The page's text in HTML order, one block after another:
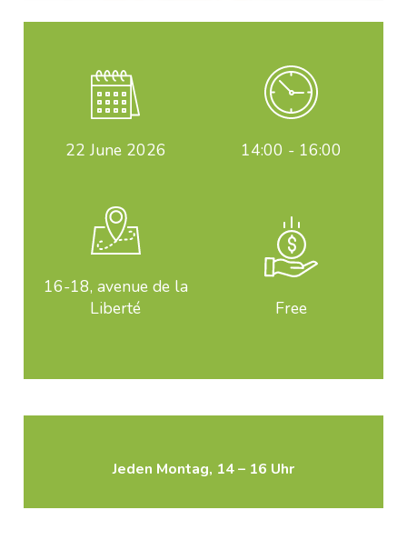
22 June 2026 14:00 - 16:00
16-18, avenue de la
Liberté
Free
Jeden Montag, 14 – 16 Uhr